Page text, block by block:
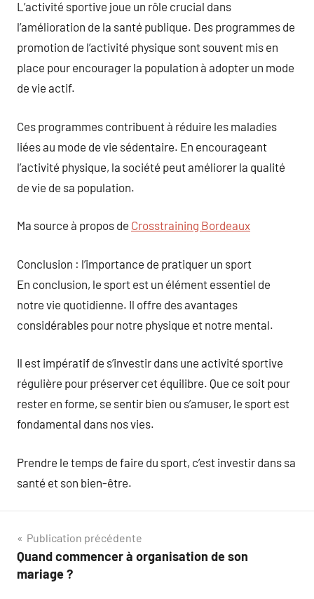
L’activité sportive joue un rôle crucial dans
l’amélioration de la santé publique. Des programmes de
promotion de l’activité physique sont souvent mis en
place pour encourager la population à adopter un mode
de vie actif.
Ces programmes contribuent à réduire les maladies
liées au mode de vie sédentaire. En encourageant
l’activité physique, la société peut améliorer la qualité
de vie de sa population.
Ma source à propos de Crosstraining Bordeaux
Conclusion : l’importance de pratiquer un sport
En conclusion, le sport est un élément essentiel de
notre vie quotidienne. Il offre des avantages
considérables pour notre physique et notre mental.
Il est impératif de s’investir dans une activité sportive
régulière pour préserver cet équilibre. Que ce soit pour
rester en forme, se sentir bien ou s’amuser, le sport est
fondamental dans nos vies.
Prendre le temps de faire du sport, c’est investir dans sa
santé et son bien-être.
Navigation
de
Publication précédente
Quand commencer à organisation de son
mariage ?